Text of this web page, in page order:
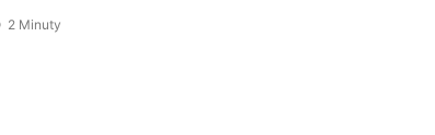
2 Minuty